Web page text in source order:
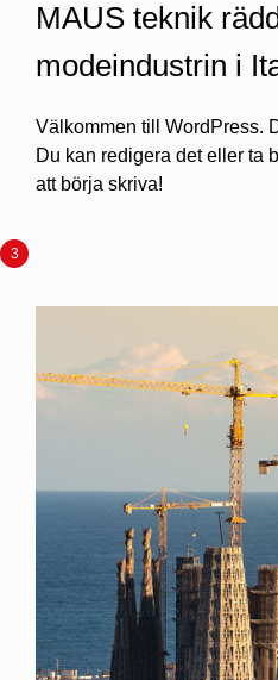
MAUS teknik
modeindustrin i
Välkommen till WordPress.
Du kan redigera det eller ta
att börja skriva!